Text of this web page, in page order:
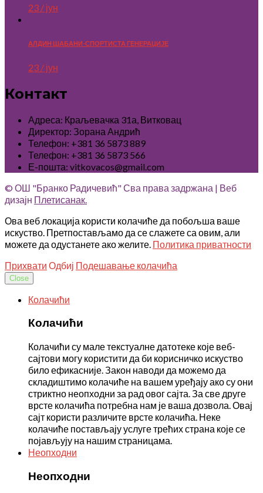
23 / јун
АЛДИН ШАБАНИ-СПОРТИСТА ГЕНЕРАЦИЈЕ
23 / јун
Контакт
Адреса: Краљевачка 31а, Витковац
Директор: Зорана Андрић
Телефон: +381 36 5873 889
Телефон: +381 36 5873 566
Е-пошта: vitkovacos@gmail.com
© ОШ "Бранко Радичевић" Сва права задржана | Веб
дизајн Плетисанак.
Ова веб локација користи колачиће да побољша ваше
искуство. Претпостављамо да се слажете са овим, али
можете да одустанете ако желите. Политика приватности
Прихвати Одбиј Подешавање колачића
Close
Колачићи
Колачићи
Колачићи су мале текстуалне датотеке које веб-
сајтови могу користити да би корисничко искуство
било ефикасније. Закон наводи да можемо да
складиштимо колачиће на вашем уређају ако су они
стриктно неопходни за рад овог сајта. За све друге
врсте колачића потребна нам је ваша дозвола. Овај
сајт користи различите врсте колачића. Неке
колачиће постављају услуге трећих страна које се
појављују на нашим страницама.
Неопходни
Неопходни